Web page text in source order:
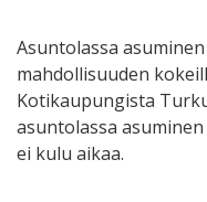
Asuntolassa
mahdollisuuden
Kotikaupungista
asuntolassa
ei kulu aikaa.